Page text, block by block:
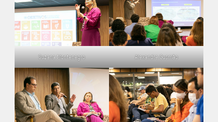
Suzana Montenegro Alexandre Gusmão